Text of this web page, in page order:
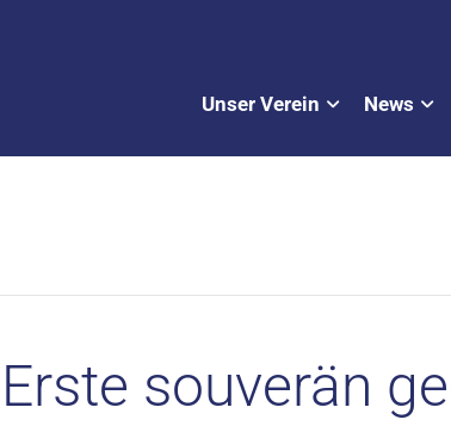
Unser Verein News
Erste souverän